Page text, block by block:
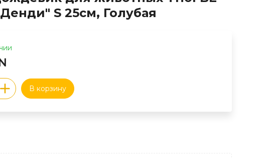
S 25см, Голубая
В корзину